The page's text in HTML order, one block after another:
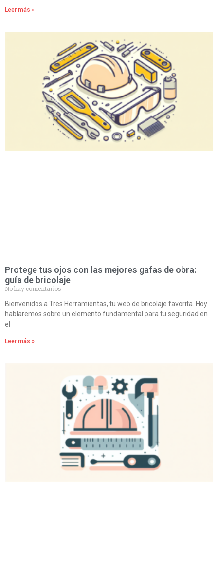
Leer más »
Protege tus ojos con las mejores gafas de obra:
guía de bricolaje
No hay comentarios
Bienvenidos a Tres Herramientas, tu web de bricolaje favorita. Hoy
hablaremos sobre un elemento fundamental para tu seguridad en
el
Leer más »